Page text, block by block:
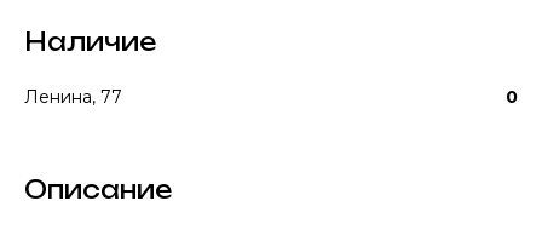
Наличие
Ленина, 77 0
Описание